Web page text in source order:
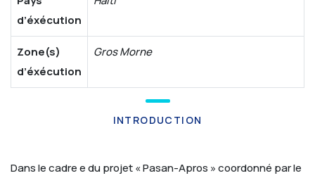
d’éxécution
Zone(s)
d’éxécution
Gros Morne
INTRODUCTION
Dans le cadre e du projet « Pasan-Apros » coordonné par le